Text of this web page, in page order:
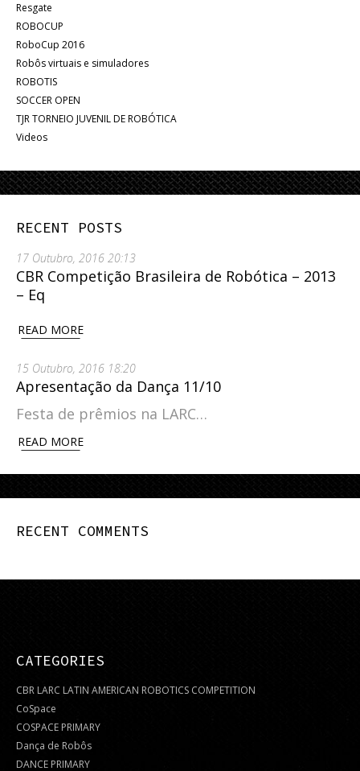
Resgate
ROBOCUP
RoboCup 2016
Robôs virtuais e simuladores
ROBOTIS
SOCCER OPEN
TJR TORNEIO JUVENIL DE ROBÓTICA
Videos
RECENT POSTS
17 Outubro, 2016 20:13
CBR Competição Brasileira de Robótica – 2013
– Eq
READ MORE
15 Outubro, 2016 18:20
Apresentação da Dança 11/10
Festa de prêmios na LARC…
READ MORE
RECENT COMMENTS
CATEGORIES
CBR LARC LATIN AMERICAN ROBOTICS COMPETITION
CoSpace
COSPACE PRIMARY
Dança de Robôs
DANCE PRIMARY